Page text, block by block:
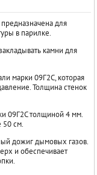
для
в парилке.
камни для
марки 09Г2С, которая
Толщина стенок
09Г2С толщиной 4 мм.
50 см.
дожиг дымовых газов.
и обеспечивает